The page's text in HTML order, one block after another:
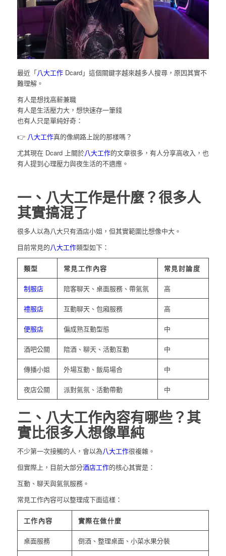
最近「八大工作Dcard」這個關鍵字越來越多人搜尋，原因其實不
難理解。
有人是想找高薪兼職
有人是生活壓力大，想快速存一筆錢
也有人只是單純好奇：
👉 八大工作真的像網路上說的那樣嗎？
尤其現在 Dcard 上關於八大工作的文章很多，有人分享高收入，也
有人提到心理壓力與夜生活的不適應。
一、八大工作是什麼？很多人
其實搞混了
很多人以為八大只有酒店小姐，但其實範圍比想像中大。
目前常見的八大工作類型如下：
類型 常見工作內容 常見討論度
制服店 陪客聊天、桌面服務、帶氣氛 高
禮服店 互動聊天、包廂服務 高
便服店 偏成熟互動型態 中
酒吧公關 陪酒、聊天、活動互動 中
傳播小姐 外場互動、飯局場合 中
夜店公關 派對氣氛、活動帶動 中
二、八大工作內容有哪些？其
實比很多人想像單純
不少第一次接觸的人，會以為八大工作很複雜。
但實際上，目前大部分酒店工作的核心其實是：
互動、聊天與氣氛服務。
常見工作內容可以整理成下面這樣：
工作內容 實際在做什麼
桌面服務 倒酒、整理桌面、小菜水果分裝